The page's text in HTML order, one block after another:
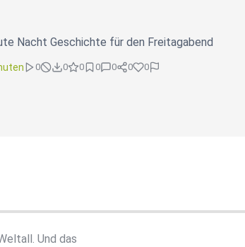
Nacht Geschichte für den Freitagabend
0 0 0 0 0 0 0
Und das